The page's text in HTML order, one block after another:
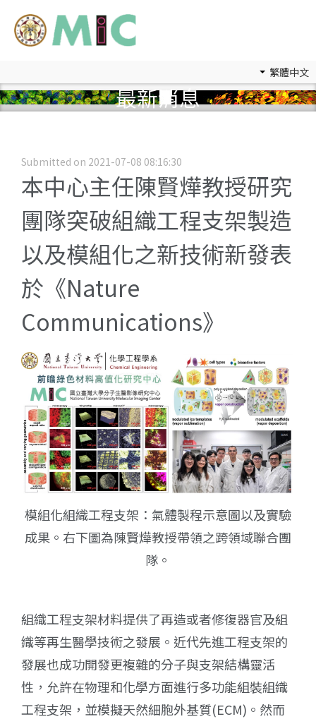
繁體中文
最新消息
Submitted on 2021-07-08 08:16:30
本中心主任陳賢燁教授研究
團隊突破組織工程支架製造
以及模組化之新技術新發表
於《Nature
Communications》
模組化組織工程支架：氣體製程示意圖以及實驗
成果。右下圖為陳賢燁教授帶領之跨領域聯合團
隊。
組織工程支架材料提供了再造或者修復器官及組
織等再生醫學技術之發展。近代先進工程支架的
發展也成功開發更複雜的分子與支架結構靈活
性，允許在物理和化學方面進行多功能組裝組織
工程支架，並模擬天然細胞外基質(ECM)。然而